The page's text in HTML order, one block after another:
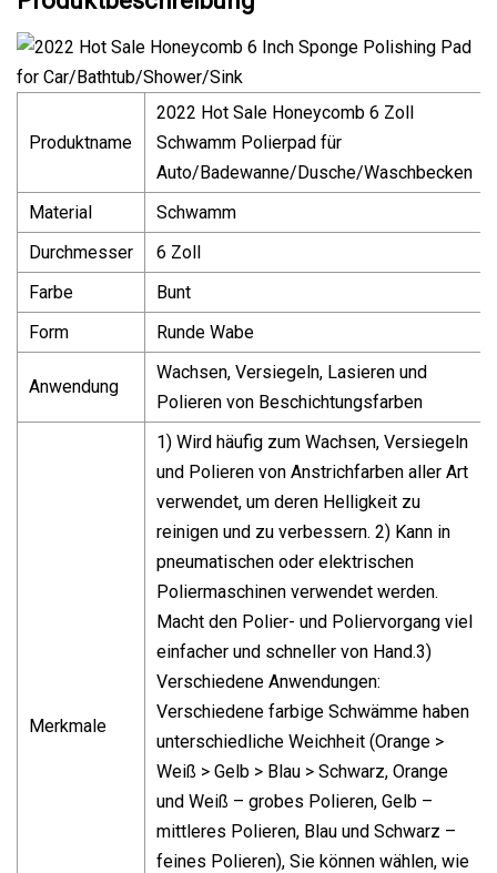
Produktname
2022 Hot Sale Honeycomb 6 Zoll
Schwamm Polierpad für
Auto/Badewanne/Dusche/Waschbecken
Material
Schwamm
Durchmesser
6 Zoll
Farbe
Bunt
Form
Runde Wabe
Anwendung
Wachsen, Versiegeln, Lasieren und
Polieren von Beschichtungsfarben
Merkmale
1) Wird häufig zum Wachsen, Versiegeln
und Polieren von Anstrichfarben aller Art
verwendet, um deren Helligkeit zu
reinigen und zu verbessern. 2) Kann in
pneumatischen oder elektrischen
Poliermaschinen verwendet werden.
Macht den Polier- und Poliervorgang viel
einfacher und schneller von Hand.3)
Verschiedene Anwendungen:
Verschiedene farbige Schwämme haben
unterschiedliche Weichheit (Orange >
Weiß > Gelb > Blau > Schwarz, Orange
und Weiß – grobes Polieren, Gelb –
mittleres Polieren, Blau und Schwarz –
feines Polieren), Sie können wählen, wie